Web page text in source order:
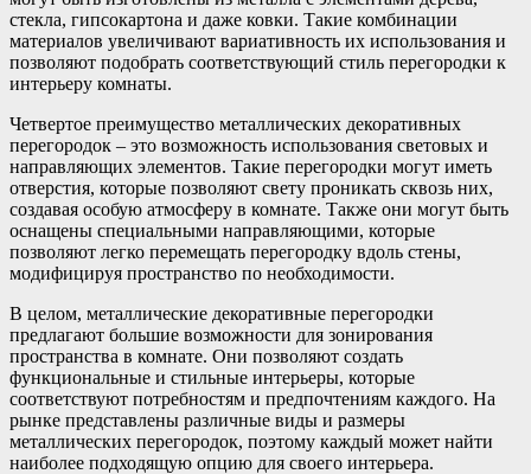
стекла, гипсокартона и даже ковки. Такие комбинации
материалов увеличивают вариативность их использования и
позволяют подобрать соответствующий стиль перегородки к
интерьеру комнаты.
Четвертое преимущество металлических декоративных
перегородок – это возможность использования световых и
направляющих элементов. Такие перегородки могут иметь
отверстия, которые позволяют свету проникать сквозь них,
создавая особую атмосферу в комнате. Также они могут быть
оснащены специальными направляющими, которые
позволяют легко перемещать перегородку вдоль стены,
модифицируя пространство по необходимости.
В целом, металлические декоративные перегородки
предлагают большие возможности для зонирования
пространства в комнате. Они позволяют создать
функциональные и стильные интерьеры, которые
соответствуют потребностям и предпочтениям каждого. На
рынке представлены различные виды и размеры
металлических перегородок, поэтому каждый может найти
наиболее подходящую опцию для своего интерьера.